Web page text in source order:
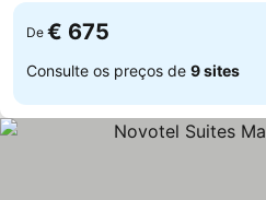
De € 675
Consulte os preços de 9 sites